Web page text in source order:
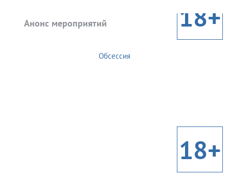
Анонс мероприятий 18+
Обсессия
18+